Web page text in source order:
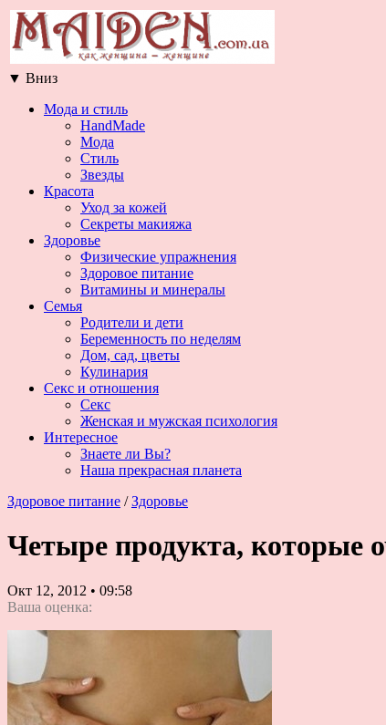
▼ Вниз
Мода и стиль
HandMade
Мода
Стиль
Звезды
Красота
Уход за кожей
Секреты макияжа
Здоровье
Физические упражнения
Здоровое питание
Витамины и минералы
Семья
Родители и дети
Беременность по неделям
Дом, сад, цветы
Кулинария
Секс и отношения
Секс
Женская и мужская психология
Интересное
Знаете ли Вы?
Наша прекрасная планета
Здоровое питание / Здоровье
Четыре продукта, которые
Окт 12, 2012 • 09:58
Ваша оценка: